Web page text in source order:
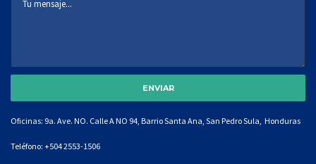
Oficinas: 9a. Ave. NO. Calle A NO 94, Barrio Santa Ana, San Pedro Sula, Honduras
Teléfono: +504 2553-1506